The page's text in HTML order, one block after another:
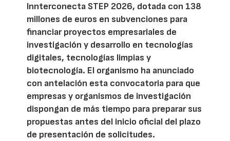
Innterconecta STEP 2026, dotada con 138
millones de euros en subvenciones para
financiar proyectos empresariales de
investigación y desarrollo en tecnologías
digitales, tecnologías limpias y
biotecnología. El organismo ha anunciado
con antelación esta convocatoria para que
empresas y organismos de investigación
dispongan de más tiempo para preparar sus
propuestas antes del inicio oficial del plazo
de presentación de solicitudes.